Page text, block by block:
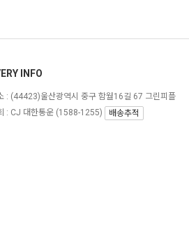
INFO
: (44423)울산광역시 중구 함월16길 67 그린피플
: CJ 대한통운 (1588-1255)
배송추적